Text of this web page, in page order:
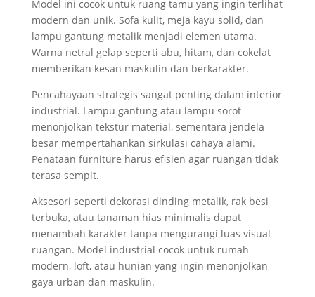
Model ini cocok untuk ruang tamu yang ingin terlihat
modern dan unik. Sofa kulit, meja kayu solid, dan
lampu gantung metalik menjadi elemen utama.
Warna netral gelap seperti abu, hitam, dan cokelat
memberikan kesan maskulin dan berkarakter.
Pencahayaan strategis sangat penting dalam interior
industrial. Lampu gantung atau lampu sorot
menonjolkan tekstur material, sementara jendela
besar mempertahankan sirkulasi cahaya alami.
Penataan furniture harus efisien agar ruangan tidak
terasa sempit.
Aksesori seperti dekorasi dinding metalik, rak besi
terbuka, atau tanaman hias minimalis dapat
menambah karakter tanpa mengurangi luas visual
ruangan. Model industrial cocok untuk rumah
modern, loft, atau hunian yang ingin menonjolkan
gaya urban dan maskulin.